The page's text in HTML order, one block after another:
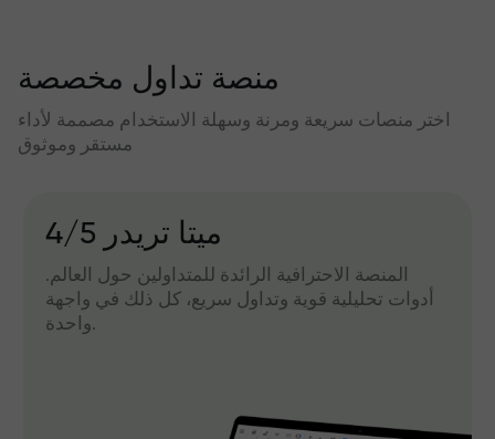
منصة تداول مخصصة
اختر منصات سريعة ومرنة وسهلة الاستخدام مصممة لأداء
مستقر وموثوق
میتا تریدر 4/5
المنصة الاحترافية الرائدة للمتداولين حول العالم.
أدوات تحليلية قوية وتداول سريع، كل ذلك في واجهة
واحدة.